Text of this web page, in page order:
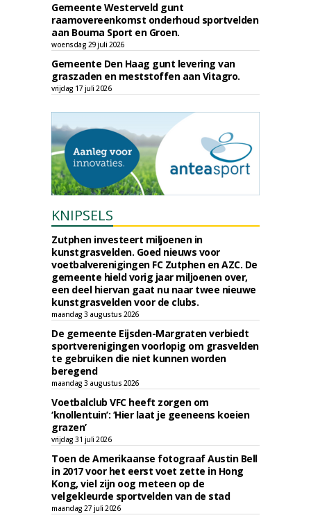
Gemeente Westerveld gunt
raamovereenkomst onderhoud sportvelden
aan Bouma Sport en Groen.
woensdag 29 juli 2026
Gemeente Den Haag gunt levering van
graszaden en meststoffen aan Vitagro.
vrijdag 17 juli 2026
KNIPSELS
Zutphen investeert miljoenen in
kunstgrasvelden. Goed nieuws voor
voetbalverenigingen FC Zutphen en AZC. De
gemeente hield vorig jaar miljoenen over,
een deel hiervan gaat nu naar twee nieuwe
kunstgrasvelden voor de clubs.
maandag 3 augustus 2026
De gemeente Eijsden-Margraten verbiedt
sportverenigingen voorlopig om grasvelden
te gebruiken die niet kunnen worden
beregend
maandag 3 augustus 2026
Voetbalclub VFC heeft zorgen om
‘knollentuin’: ‘Hier laat je geeneens koeien
grazen’
vrijdag 31 juli 2026
Toen de Amerikaanse fotograaf Austin Bell
in 2017 voor het eerst voet zette in Hong
Kong, viel zijn oog meteen op de
velgekleurde sportvelden van de stad
maandag 27 juli 2026